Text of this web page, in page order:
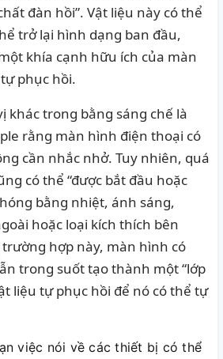
đàn hồi”. Vật liệu này có thể
trở lại hình dạng ban đầu,
khía cạnh hữu ích của màn
phục hồi.
khác trong bằng sáng chế là
rằng màn hình điện thoại có
cần nhắc nhở. Tuy nhiên, quá
có thể “được bắt đầu hoặc
bằng nhiệt, ánh sáng,
hoặc loại kích thích bên
trường hợp này, màn hình có
trong suốt tạo thành một “lớp
liệu tự phục hồi để nó có thể tự
việc nói về các thiết bị có thể